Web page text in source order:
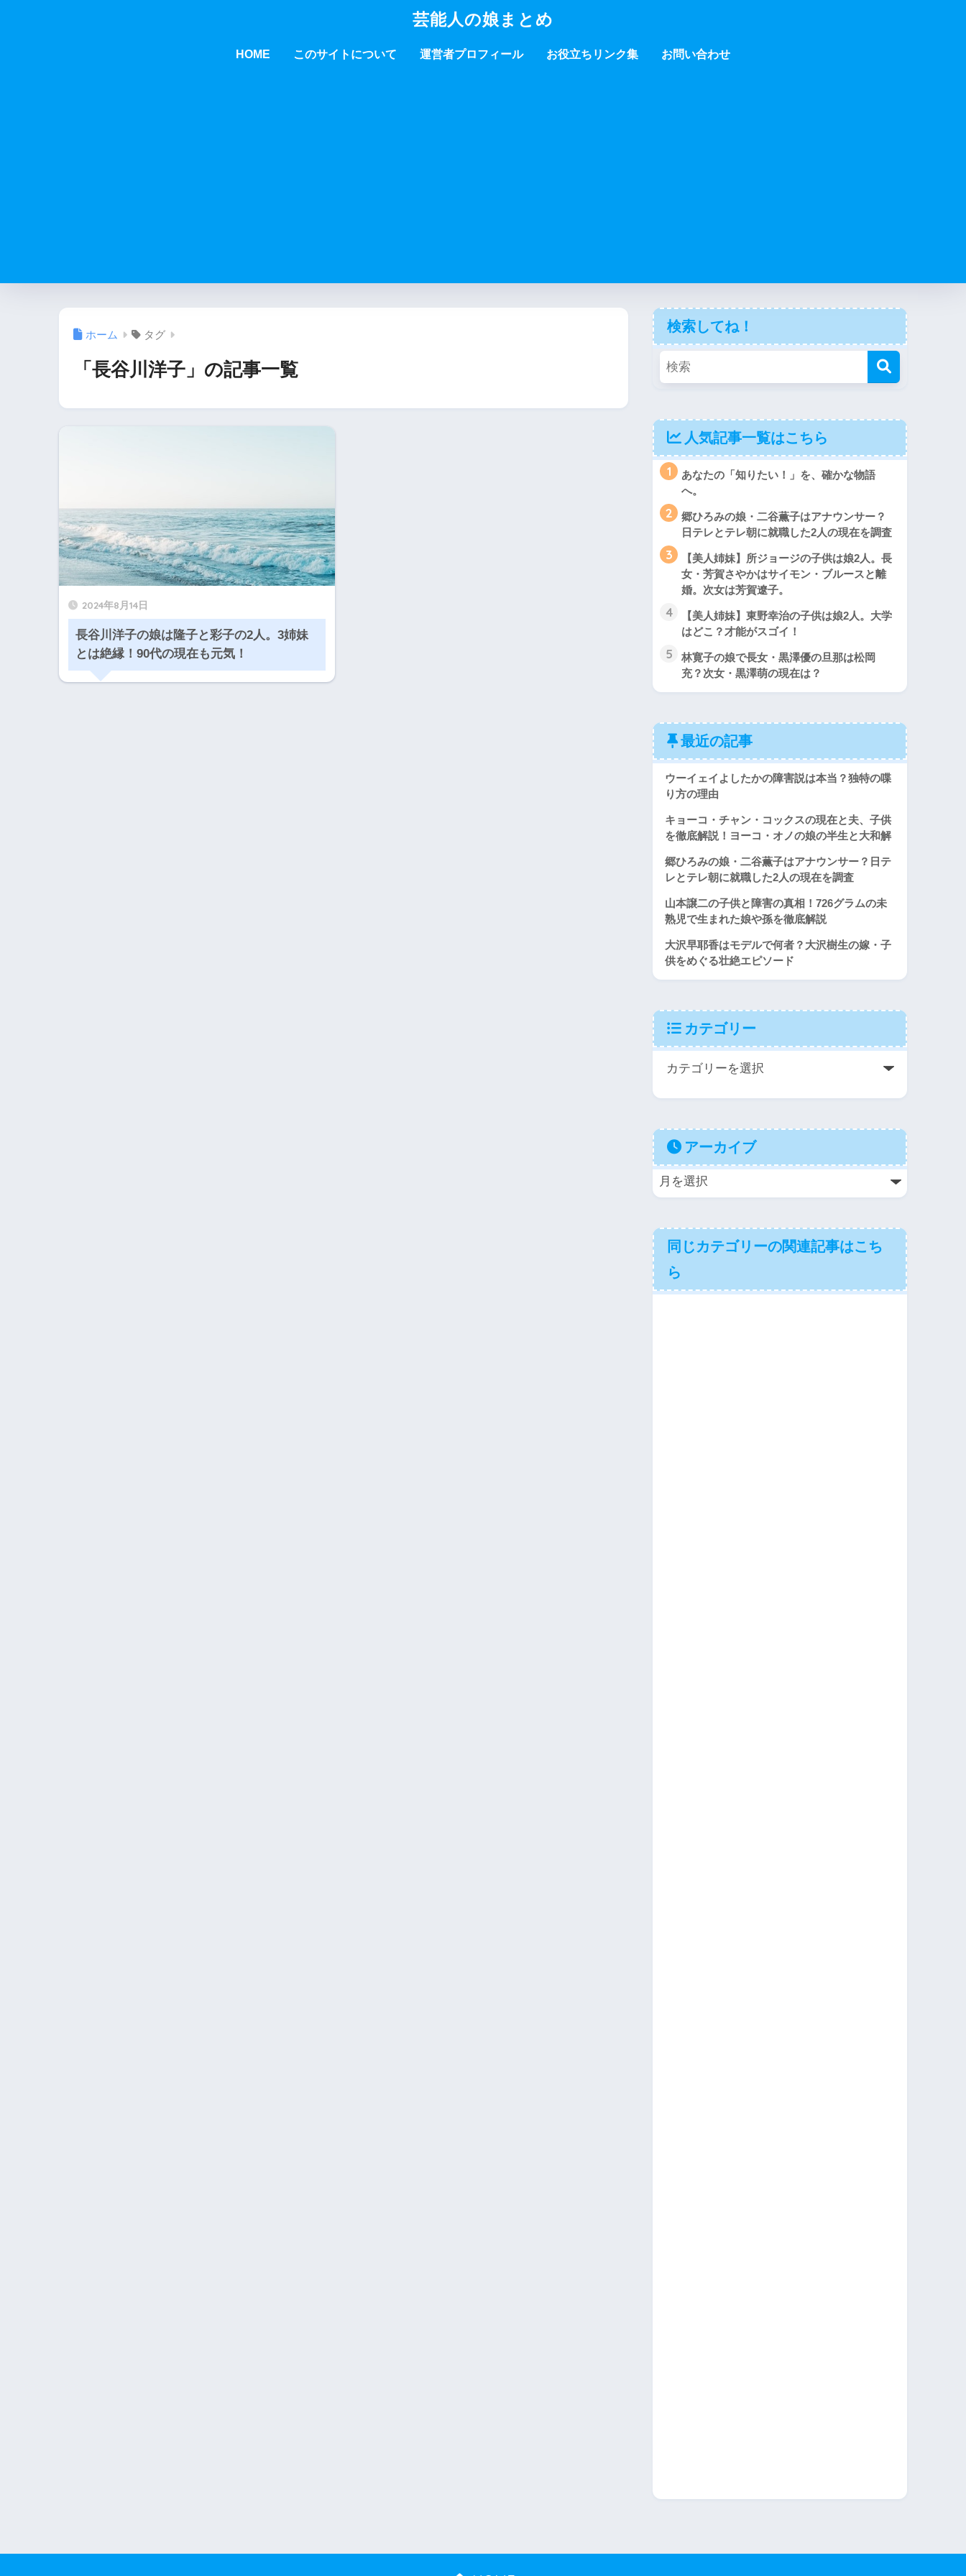
芸能人の娘まとめ
HOME このサイトについて 運営者プロフィール お役立ちリンク集 お問い合わせ
ホーム タグ
「長谷川洋子」の記事一覧
2024年8月14日
長谷川洋子の娘は隆子と彩子の2人。3姉妹
とは絶縁！90代の現在も元気！
検索してね！
人気記事一覧はこちら
1
あなたの「知りたい！」を、確かな物語
へ。
2
郷ひろみの娘・二谷薫子はアナウンサー？
日テレとテレ朝に就職した2人の現在を調査
3
【美人姉妹】所ジョージの子供は娘2人。長
女・芳賀さやかはサイモン・ブルースと離
婚。次女は芳賀遼子。
4
【美人姉妹】東野幸治の子供は娘2人。大学
はどこ？才能がスゴイ！
5
林寛子の娘で長女・黒澤優の旦那は松岡
充？次女・黒澤萌の現在は？
最近の記事
ウーイェイよしたかの障害説は本当？独特の喋
り方の理由
キョーコ・チャン・コックスの現在と夫、子供
を徹底解説！ヨーコ・オノの娘の半生と大和解
郷ひろみの娘・二谷薫子はアナウンサー？日テ
レとテレ朝に就職した2人の現在を調査
山本譲二の子供と障害の真相！726グラムの未
熟児で生まれた娘や孫を徹底解説
大沢早耶香はモデルで何者？大沢樹生の嫁・子
供をめぐる壮絶エピソード
カテゴリー
アーカイブ
同じカテゴリーの関連記事はこち
ら